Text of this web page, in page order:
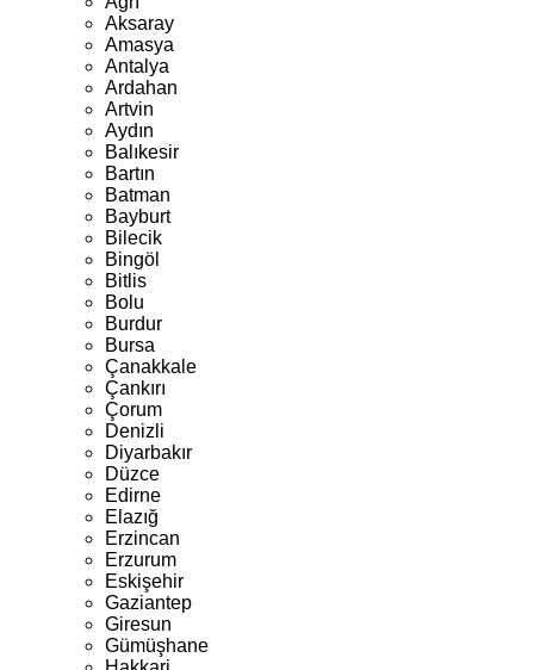
Aksaray
Amasya
Antalya
Ardahan
Artvin
Aydın
Balıkesir
Bartın
Batman
Bayburt
Bilecik
Bingöl
Bitlis
Bolu
Burdur
Bursa
Çanakkale
Çankırı
Çorum
Denizli
Diyarbakır
Düzce
Edirne
Elazığ
Erzincan
Erzurum
Eskişehir
Gaziantep
Giresun
Gümüşhane